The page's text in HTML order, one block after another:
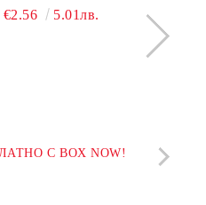
€2.56 5.01лв.
С BOX NOW!